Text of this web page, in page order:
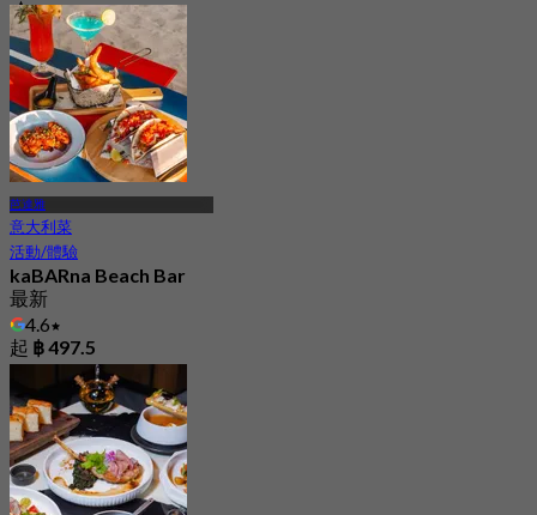
4.8
329 已預訂
起฿ 895
芭達雅
意大利菜
活動/體驗
kaBARna Beach Bar
最新
4.6
起 ฿ 497.5